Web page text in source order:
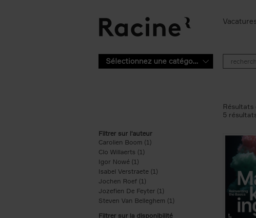
Sélectionnez une catégorie
Filtrer sur l'auteur
Carolien Boom (1)
Clo Willaerts (1)
Igor Nowé (1)
Isabel Verstraete (1) Apply Isabel Verstraete filter
Jochen Roef (1)
Jozefien De Feyter (1) Apply Jozefien De Feyter filter
Steven Van Belleghem (1) Apply Steven Van
Filtrer sur la disponibilité
Résultats
5